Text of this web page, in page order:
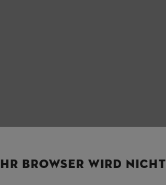
unseren STIHL Produkten.
BROWSER WIRD